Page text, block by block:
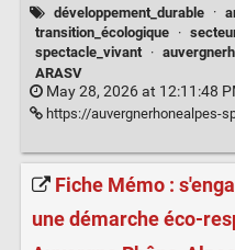
développement_durable ·
transition_écologique
·
spectacle_vivant
·
ARASV
May 28, 2026 at 12:11:48
https://auvergnerhonealpes-spectaclevivant.fr/
Fiche Mémo :
une démarche éco-